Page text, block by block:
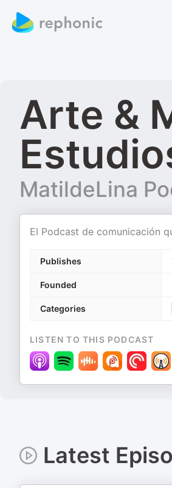
Arte &
MatildeLina
El Podcast de comunicación
Publishes
Founded
Categories
LISTEN TO THIS PODCAST
Latest